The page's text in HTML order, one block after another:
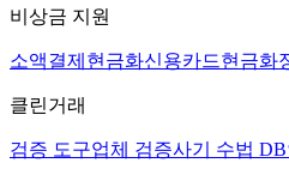
비상금 지원
소액결제현금화신용카드현금화
클린거래
검증 도구업체 검증사기 수법 DB